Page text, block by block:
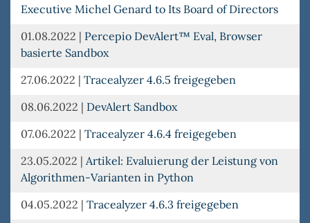
Executive Michel Genard to Its Board of Directors
01.08.2022 | Percepio DevAlert™ Eval, Browser
basierte Sandbox
27.06.2022 | Tracealyzer 4.6.5 freigegeben
08.06.2022 | DevAlert Sandbox
07.06.2022 | Tracealyzer 4.6.4 freigegeben
23.05.2022 | Artikel: Evaluierung der Leistung von
Algorithmen-Varianten in Python
04.05.2022 | Tracealyzer 4.6.3 freigegeben